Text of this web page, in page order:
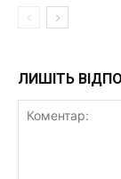
ЛИШІТЬ